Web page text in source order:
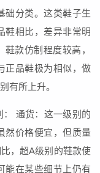
础分类。这类鞋子生
鞋相比，差异非常明
款仿制程度较高，
正品鞋极为相似，做
有所上升。
通货：这一级别的
然价格便宜，但质量
，超A级别的鞋款使
能在某些细节上仍有